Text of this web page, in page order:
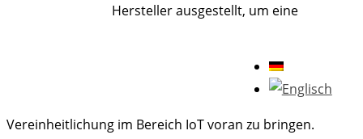
Hersteller ausgestellt, um eine
Vereinheitlichung im Bereich IoT voran zu bringen.